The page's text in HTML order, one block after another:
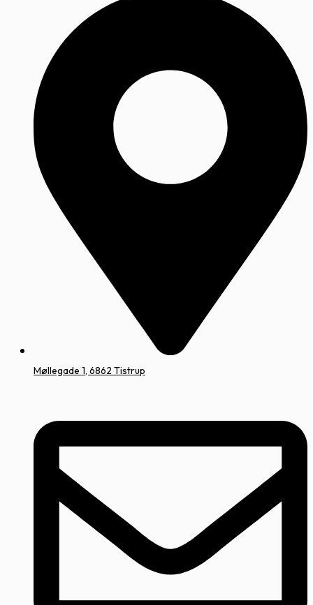
Møllegade 1, 6862 Tistrup